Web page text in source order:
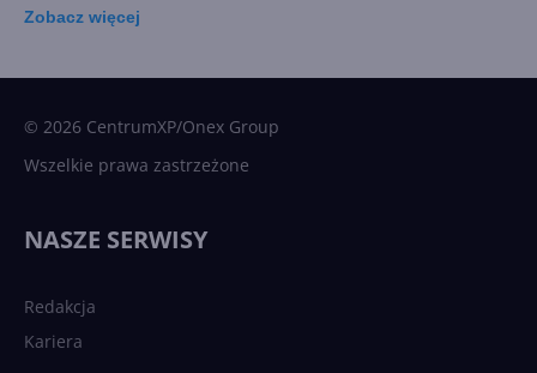
Zobacz więcej
© 2026 CentrumXP/Onex Group
Wszelkie prawa zastrzeżone
NASZE SERWISY
Redakcja
Kariera